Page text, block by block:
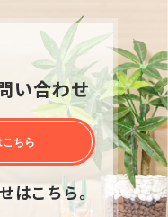
い合わせ
ちら
はこちら。